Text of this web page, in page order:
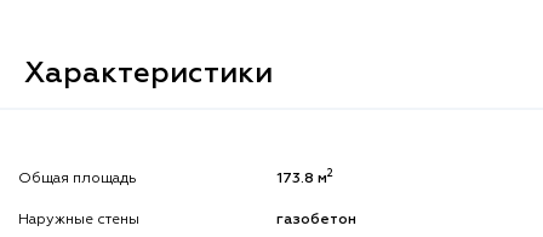
Характеристики
Общая площадь 173.8 м2
Наружные стены газобетон